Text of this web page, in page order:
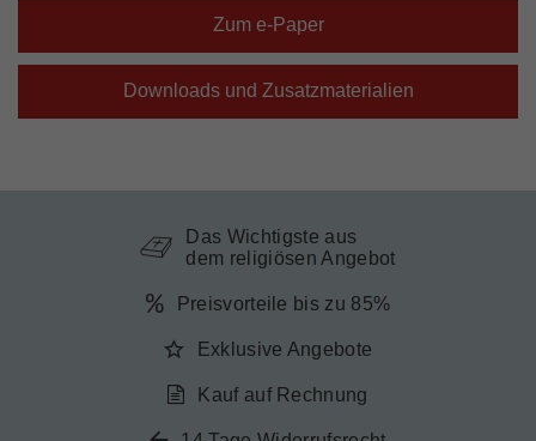
Zum e-Paper
Downloads und Zusatzmaterialien
Das Wichtigste aus
dem religiösen Angebot
Preisvorteile bis zu 85%
Exklusive Angebote
Kauf auf Rechnung